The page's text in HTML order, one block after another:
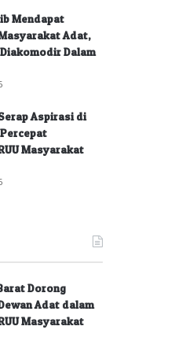
Mendapat
Adat,
Dalam
Aspirasi di
Masyarakat
Dorong
Adat dalam
Masyarakat